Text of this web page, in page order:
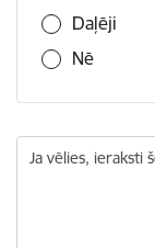
Daļēji
Nē
Ja vēlies, ieraksti